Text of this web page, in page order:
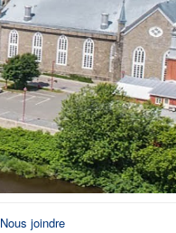
Nous joindre